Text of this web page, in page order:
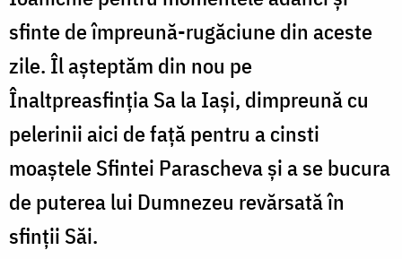
sfinte de împreună-rugăciune din aceste
zile. Îl aşteptăm din nou pe
Înaltpreasfinţia Sa la Iaşi, dimpreună cu
pelerinii aici de faţă pentru a cinsti
moaştele Sfintei Parascheva şi a se bucura
de puterea lui Dumnezeu revărsată în
sfinţii Săi.